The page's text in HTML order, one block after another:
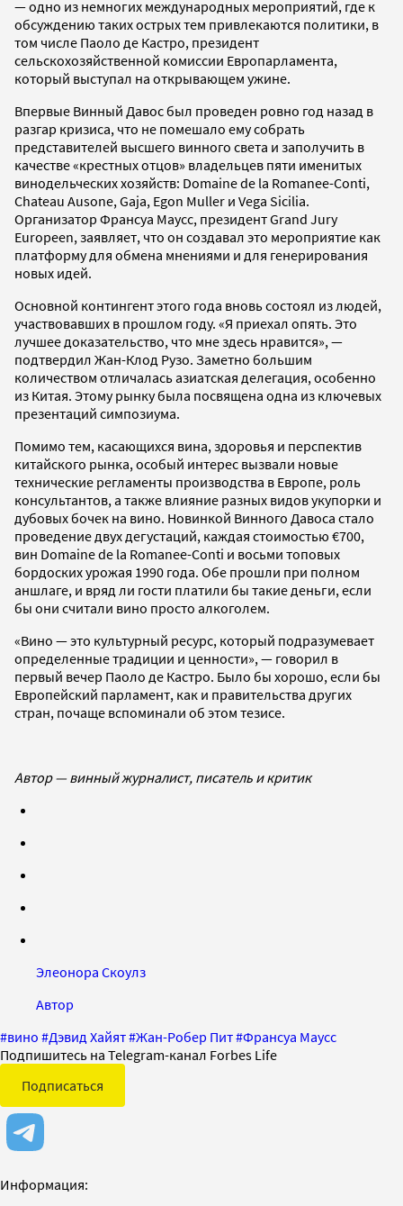
— одно из немногих международных мероприятий, где к
обсуждению таких острых тем привлекаются политики, в
том числе Паоло де Кастро, президент
сельскохозяйственной комиссии Европарламента,
который выступал на открывающем ужине.
Впервые Винный Давос был проведен ровно год назад в
разгар кризиса, что не помешало ему собрать
представителей высшего винного света и заполучить в
качестве «крестных отцов» владельцев пяти именитых
винодельческих хозяйств: Domaine de la Romanee-Conti,
Chateau Ausone, Gaja, Egon Muller и Vega Sicilia.
Организатор Франсуа Маусс, президент Grand Jury
Europeen, заявляет, что он создавал это мероприятие как
платформу для обмена мнениями и для генерирования
новых идей.
Основной контингент этого года вновь состоял из людей,
участвовавших в прошлом году. «Я приехал опять. Это
лучшее доказательство, что мне здесь нравится», —
подтвердил Жан-Клод Рузо. Заметно большим
количеством отличалась азиатская делегация, особенно
из Китая. Этому рынку была посвящена одна из ключевых
презентаций симпозиума.
Помимо тем, касающихся вина, здоровья и перспектив
китайского рынка, особый интерес вызвали новые
технические регламенты производства в Европе, роль
консультантов, а также влияние разных видов укупорки и
дубовых бочек на вино. Новинкой Винного Давоса стало
проведение двух дегустаций, каждая стоимостью €700,
вин Domaine de la Romanee-Conti и восьми топовых
бордоских урожая 1990 года. Обе прошли при полном
аншлаге, и вряд ли гости платили бы такие деньги, если
бы они считали вино просто алкоголем.
«Вино — это культурный ресурс, который подразумевает
определенные традиции и ценности», — говорил в
первый вечер Паоло де Кастро. Было бы хорошо, если бы
Европейский парламент, как и правительства других
стран, почаще вспоминали об этом тезисе.
Автор — винный журналист, писатель и критик
Элеонора Скоулз
Автор
#вино #Дэвид Хайят#Жан-Робер Пит#Франсуа Маусс
Подпишитесь на Telegram-канал Forbes Life
Подписаться
Информация: